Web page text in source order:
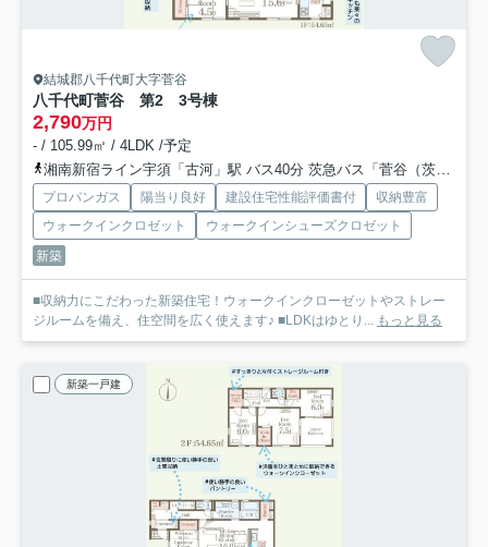
結城郡八千代町大字菅谷
八千代町菅谷 第2 3号棟
2,790万円
- / 105.99㎡ / 4LDK /予定
湘南新宿ライン宇須「古河」駅 バス40分 茨急バス「菅谷（茨城県）」 停歩10分
プロパンガス 陽当り良好 建設住宅性能評価書付
収納豊富
ウォークインクロゼット
ウォークインシューズクロゼット
新築
■収納力にこだわった新築住宅！ウォークインクローゼットやストレー
ジルームを備え、住空間を広く使えます♪ ■LDKはゆとり... もっと見る
新築一戸建